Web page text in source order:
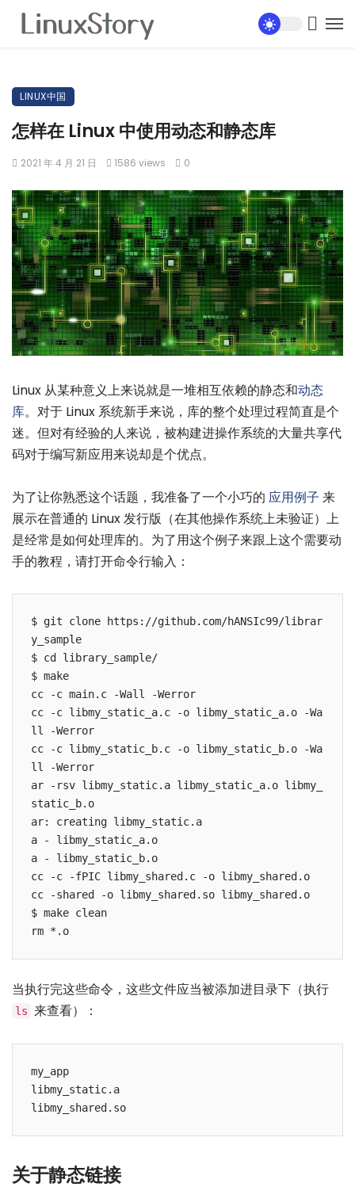
LINUX中国
怎样在 Linux 中使用动态和静态库
2021 年 4 月 21 日 1586 views 0
Linux 从某种意义上来说就是一堆相互依赖的静态和动态
库。对于 Linux 系统新手来说，库的整个处理过程简直是个
迷。但对有经验的人来说，被构建进操作系统的大量共享代
码对于编写新应用来说却是个优点。
为了让你熟悉这个话题，我准备了一个小巧的 应用例子 来
展示在普通的 Linux 发行版（在其他操作系统上未验证）上
是经常是如何处理库的。为了用这个例子来跟上这个需要动
手的教程，请打开命令行输入：
$ git clone https://github.com/hANSIc99/librar
y_sample
$ cd library_sample/
$ make
cc -c main.c -Wall -Werror
cc -c libmy_static_a.c -o libmy_static_a.o -Wa
ll -Werror
cc -c libmy_static_b.c -o libmy_static_b.o -Wa
ll -Werror
ar -rsv libmy_static.a libmy_static_a.o libmy_
static_b.o
ar: creating libmy_static.a
a - libmy_static_a.o
a - libmy_static_b.o
cc -c -fPIC libmy_shared.c -o libmy_shared.o
cc -shared -o libmy_shared.so libmy_shared.o
$ make clean
当执行完这些命令，这些文件应当被添加进目录下（执行
ls 来查看）：
my_app
libmy_static.a
关于静态链接